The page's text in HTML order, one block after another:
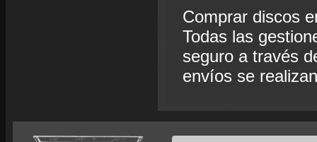
Comprar discos
Todas las
seguro a través
envíos se